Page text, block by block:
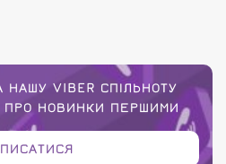
НАШУ VIBER СПІЛЬНОТУ
ПРО НОВИНКИ ПЕРШИМИ